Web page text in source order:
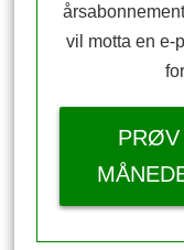
vil motta en e-
PRØV